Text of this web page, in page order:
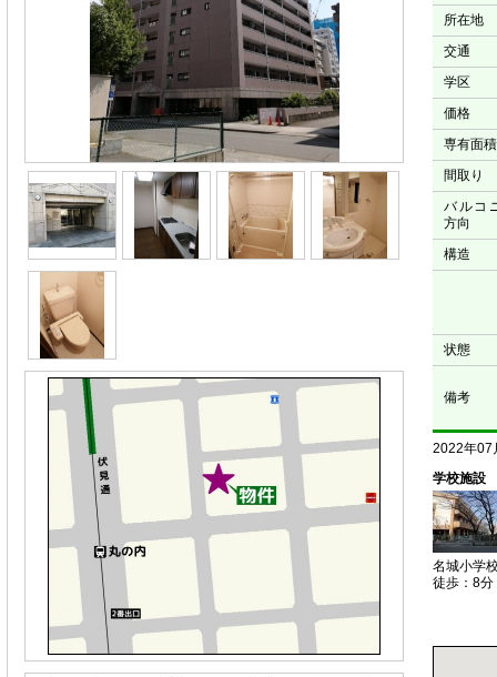
所在地
交通
学区
価格
専有面積
間取り
バルコ
方向
構造
状態
備考
2022年07
学校施設
名城小学
徒歩：8分